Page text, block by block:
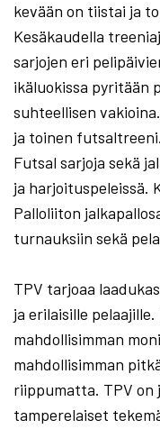
kevään on tiistai ja
Kesäkaudella
sarjojen eri
ikäluokissa pyritään
suhteellisen
ja toinen
Futsal sarjoja sekä
ja harjoituspeleissä.
Palloliiton
turnauksiin sekä
TPV tarjoaa
ja erilaisille
mahdollisimman
mahdollisimman
riippumatta. TPV on
tamperelaiset